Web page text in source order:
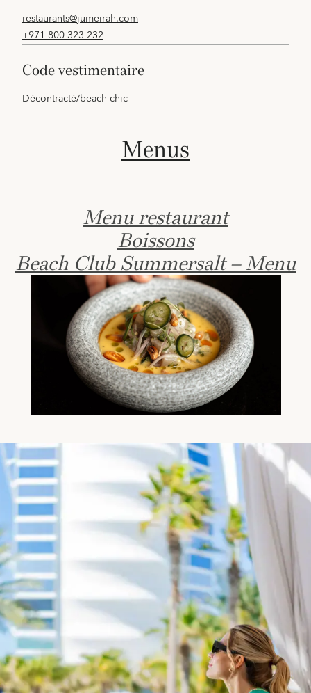
restaurants@jumeirah.com
+971 800 323 232
code vestimentaire
Décontracté/beach chic
Menus
Menu restaurant
Boissons
Beach Club Summersalt – Menu